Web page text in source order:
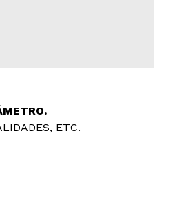
ETC.